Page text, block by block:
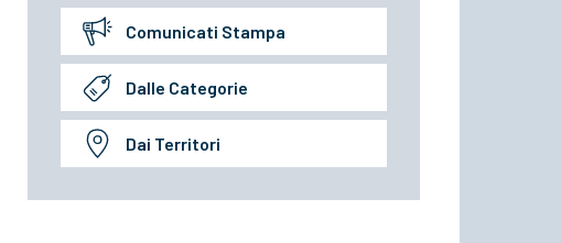
Comunicati Stampa
Dalle Categorie
Dai Territori